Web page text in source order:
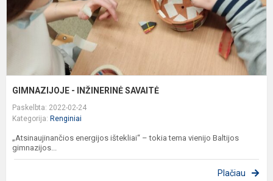
GIMNAZIJOJE - INŽINERINĖ SAVAITĖ
Paskelbta: 2022-02-24
Kategorija: Renginiai
„Atsinaujinančios energijos ištekliai“ – tokia tema vienijo Baltijos
gimnazijos...
Plačiau